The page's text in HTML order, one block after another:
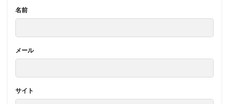
名前
メール
サイト